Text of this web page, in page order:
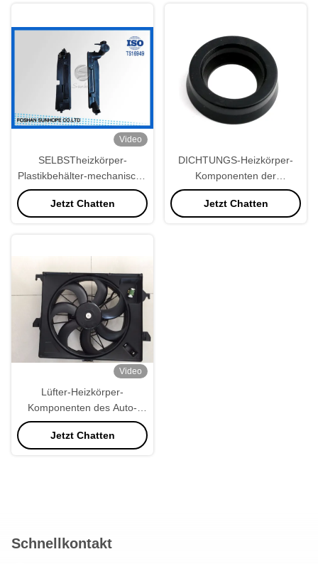
Video
SELBSTheizkörper-
Plastikbehälter-mechanische
Heizkörper-Dichtung
zwischen Titel-Platte und
Jetzt Chatten
DICHTUNGS-Heizkörper-
Komponenten der
wasserdichten Runden-
ISO9001 Gummi
Jetzt Chatten
Video
Lüfter-Heizkörper-
Komponenten des Auto-
PA66 quadrieren Form
Jetzt Chatten
Schnellkontakt